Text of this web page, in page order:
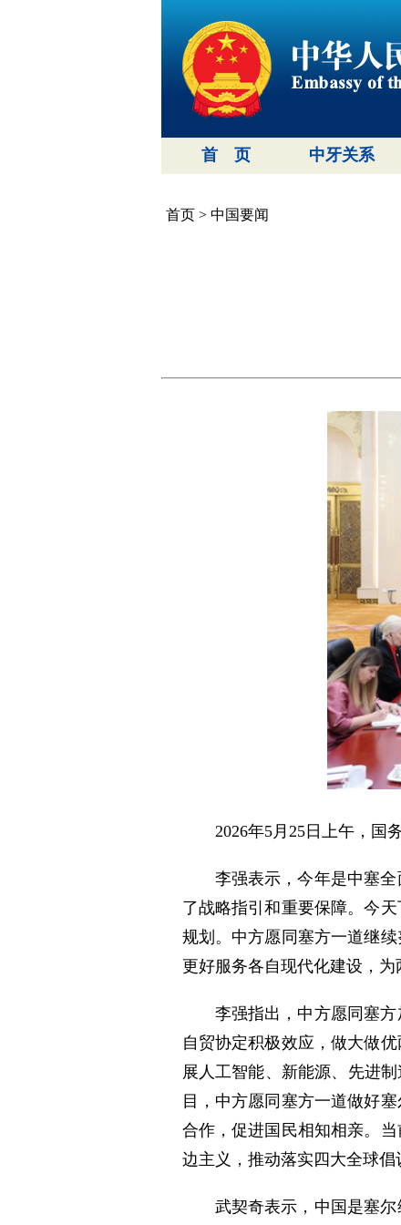
首 页 中牙关系
首页> 中国要闻
2026年5月25日上午，国
李强表示，今年是中塞
了战略指引和重要保障。今
规划。中方愿同塞方一道继
更好服务各自现代化建设，为
李强指出，中方愿同塞
自贸协定积极效应，做大做
展人工智能、新能源、先进
目，中方愿同塞方一道做好
合作，促进国民相知相亲。
边主义，推动落实四大全球倡
武契奇表示，中国是塞